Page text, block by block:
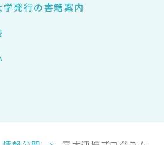
発行の書籍案内